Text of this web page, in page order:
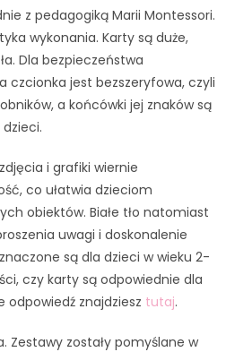
z pedagogiką Marii Montessori.
wykonania. Karty są duże,
Dla bezpieczeństwa
czcionka jest bezszeryfowa, czyli
a końcówki jej znaków są
i grafiki wiernie
co ułatwia dzieciom
obiektów. Białe tło natomiast
uwagi i doskonalenie
są dla dzieci w wieku 2-
czy karty są odpowiednie dla
odpowiedź znajdziesz tutaj.
Zestawy zostały pomyślane w